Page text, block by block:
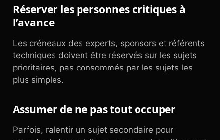
Réserver les personnes critiques à
l’avance
Les créneaux des experts, sponsors et référents
techniques doivent être réservés sur les sujets
prioritaires, pas consommés par les sujets les
plus simples.
Assumer de ne pas tout occuper
Parfois, ralentir un sujet secondaire pour